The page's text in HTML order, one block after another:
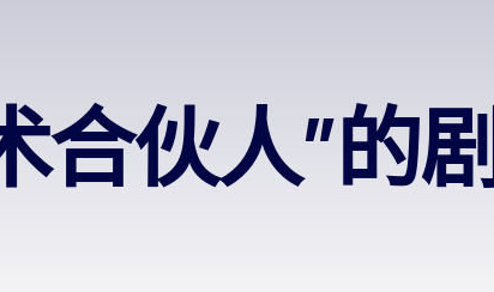
合伙人”的剧